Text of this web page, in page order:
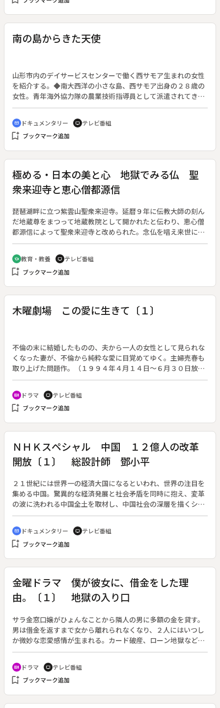
に高める。現存する作品を紹介し、彼の生涯をたどる。
南の島からきた天使
山形市内のデイサービスセンターで働く西サモア生まれの女性
を紹介する。◆南大西洋の小さな島、西サモア出身の２８歳の
女性。青年海外協力隊の農業技術指導員として派遣されてきた
日本人男性と知り合って結婚、山形市へ移り住んだ。いまは市
内のデイサービスセンターで、亡き両親への思いを込めながら
お年寄りの介護に当たっている。
cinematic_blur ドキュメンタリー tv テレビ番組
bookmark_add ブックマーク追加
極める・日本の美と心 地獄でみる仏 聖
衆来迎寺と恵心僧都源信
琵琶湖畔に立つ紫雲山聖衆来迎寺。延暦９年に伝教大師の刻ん
だ地蔵尊をまつって地蔵教院として開かれたと伝わり、恵心僧
都源信によって聖衆来迎寺と改められた。念仏を唱え来世に浄
土へ行けると説いて極楽浄土の思想を体系化し、「往生要集」
を現した源信。彼なくしては後の法然や親鸞も世に出なかった
という巨大な存在である。往生要集をもとに描かれた「六道
絵」は、民衆に分かり易く教えを伝えた。空也上人とともに民
寺）【重要文化財】地蔵菩薩立像（聖衆来迎寺）、釈迦如来坐
像（聖衆来迎寺）、阿弥陀二十五菩薩来迎図（聖衆来迎寺）、
客殿（聖衆来迎寺）、日光・月光菩薩立像（聖衆来迎寺）
school 教育・教養 tv テレビ番組
bookmark_add ブックマーク追加
木曜劇場 この愛に生きて〔１〕
不倫の末に結婚したものの、夫から一人の女性として見られな
くなった妻が、不倫から純粋な愛に目覚めてゆく。主婦売春も
取り上げた問題作。（１９９４年４月１４日～６月３０日放
送、全１２回）◆第１回。植草曙美（安田成美）は２６歳の主
婦。２０歳の時、８歳年上で既婚だった聖一（豊川悦司）との
間に子どもができ、離婚した聖一と結婚した。その息子も６歳
になり、夫婦関係も冷めていた。ある朝、曙美は聖一が別れた
傷ついた曙美は友人と会うためにバーに入るが、勘違いした刑
事・漂悠作（岸谷五朗）に強引にホテルに連れ込まれる。
recent_actors ドラマ tv テレビ番組
bookmark_add ブックマーク追加
ＮＨＫスペシャル 中国 １２億人の改革
開放〔１〕 総設計師 鄧小平
２１世紀には世界一の経済大国になるといわれ、世界の注目を
集める中国。驚異的な経済発展と社会矛盾を同時に抱え、変革
の波に洗われる中国全土を取材し、中国社会の深層を描くシリ
ーズ。（１９９４年１０月９日～１９９５年９月１０日、全１
１回）◆３度の失脚と復活を繰り返しながら、現在の改革開放
路線を敷いた総設計師・?ｹ小平。生産請負制、経済特区そして
社会主義市場経済と「中国の特色ある社会主義」政策を次々と
を描く。
cinematic_blur ドキュメンタリー tv テレビ番組
bookmark_add ブックマーク追加
金曜ドラマ 僕が彼女に、借金をした理
由。〔１〕 地獄の入り口
サラ金窓口嬢がひょんなことから隣人の男に多額の金を貸す。
男は借金を返すまで女から離れられなくなり、２人にはいつし
か微妙な恋愛感情が生まれる。カード破産、ローン地獄などお
金にまつわる世相を盛り込みながら物語が展開する。（１９９
４年１０月１４日～１２月２３日放送、全１１回）◆Ｖｏｌ．
１「地獄の入り口」。ボロアパートに住む立花ゆき（小泉今日
子）は、サラ金に勤めるＯＬで、近所の人にも金貸しをしてい
邦彦（真田広之）の不倫を知る。邦彦は妻・通子（斉藤慶子）
recent_actors ドラマ tv テレビ番組
bookmark_add ブックマーク追加